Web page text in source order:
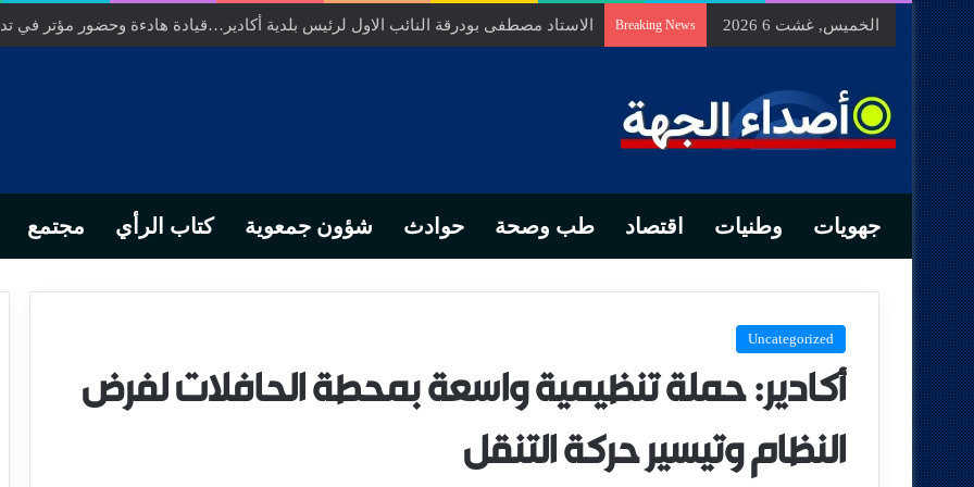
الخميس, غشت 6 2026 Breaking News الاستاد مصطفى بودرقة النائب الاول لرئيس بلدية أكادير…قيادة هادءة وحضور مؤتر في
جهويات وطنيات اقتصاد طب وصحة حوادث شؤون جمعوية كتاب الرأي مجتمع
Uncategorized
أكادير: حملة تنظيمية واسعة بمحطة الحافلات لفرض
النظام وتيسير حركة التنقل